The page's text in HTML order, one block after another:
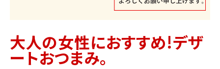
大人の女性におすすめ!デザ
ートおつまみ。